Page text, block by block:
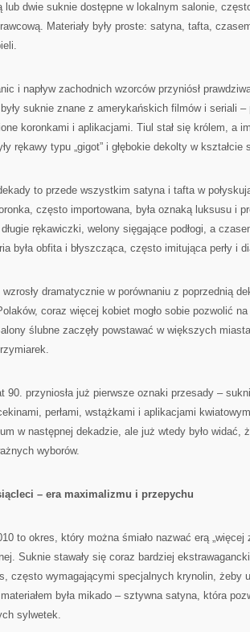
lub dwie suknie dostępne w lokalnym salonie,
Materiały były proste: satyna, tafta,
i napływ zachodnich wzorców przyniósł
suknie znane z amerykańskich filmów i seriali –
koronkami i aplikacjami. Tiul stał się królem, a
rękawy typu „gigot” i głębokie dekolty w kształcie
to przede wszystkim satyna i tafta w
często importowana, była oznaką luksusu i
rękawiczki, welony sięgające podłogi, a
była obfita i błyszcząca, często imitująca perły i
dramatycznie w porównaniu z poprzednią
coraz więcej kobiet mogło sobie pozwolić
ślubne zaczęły powstawać w większych
90. przyniosła już pierwsze oznaki przesady –
perłami, wstążkami i aplikacjami
w następnej dekadzie, ale już wtedy było widać,
wyborów.
– era maximalizmu i przepychu
to okres, który można śmiało nazwać erą
Suknie stawały się coraz bardziej
często wymagającymi specjalnych krynolin, żeby
była mikado – sztywna satyna, która
sylwetek.